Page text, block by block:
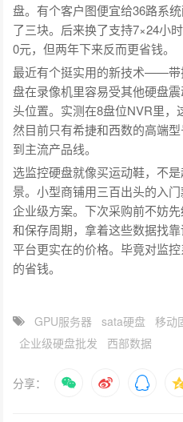
盘。有个客户图便宜给36路系
了三块。后来换了支持7×24小
0元，但两年下来反而更省钱。
最近有个挺实用的新技术——带
盘在录像机里容易受其他硬盘
头位置。实测在8盘位NVR里，
然目前只有希捷和西数的高端
到主流产品线。
选监控硬盘就像买运动鞋，不
景。小型商铺用三百出头的入
企业级方案。下次采购前不妨
和保存周期，拿着这些数据找
平台更实在的价格。毕竟对监
的省钱。
GPU服务器 sata硬盘 移动
企业级硬盘批发
西部数据
分享：